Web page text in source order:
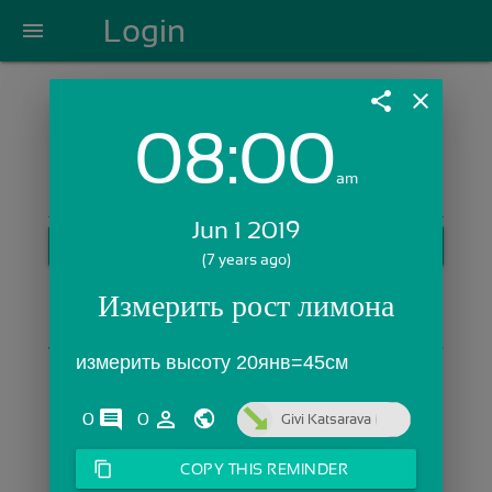
menu Login
Login with Email:
share close
08:00am
Jun 1 2019
(7 years ago)
Измерить рост лимона
измерить высоту 20янв=45см
0 comments
0 person_outline Givi Katsarava
content_copy COPY THIS REMINDER